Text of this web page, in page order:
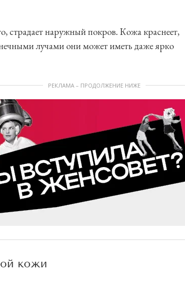
страдает наружный покров. Кожа краснеет,
лучами они может иметь даже ярко
РЕКЛАМА – ПРОДОЛЖЕНИЕ НИЖЕ
кожи